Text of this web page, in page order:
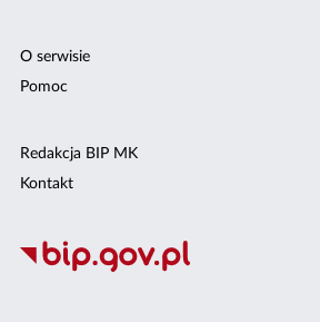
O serwisie
Pomoc
Redakcja BIP MK
Kontakt